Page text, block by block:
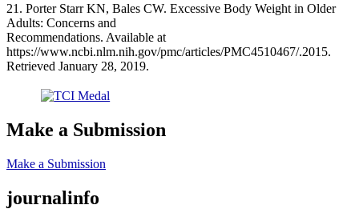
21. Porter Starr KN, Bales CW. Excessive Body Weight in Older
Adults: Concerns and
Recommendations. Available at
https://www.ncbi.nlm.nih.gov/pmc/articles/PMC4510467/.2015.
Retrieved January 28, 2019.
Make a Submission
Make a Submission
journalinfo